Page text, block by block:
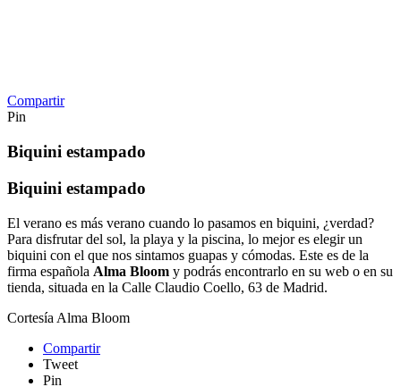
Compartir
Pin
Biquini estampado
Biquini estampado
El verano es más verano cuando lo pasamos en biquini, ¿verdad?
Para disfrutar del sol, la playa y la piscina, lo mejor es elegir un
biquini con el que nos sintamos guapas y cómodas. Este es de la
firma española Alma Bloom y podrás encontrarlo en su web o en su
tienda, situada en la Calle Claudio Coello, 63 de Madrid.
Cortesía Alma Bloom
Compartir
Tweet
Pin